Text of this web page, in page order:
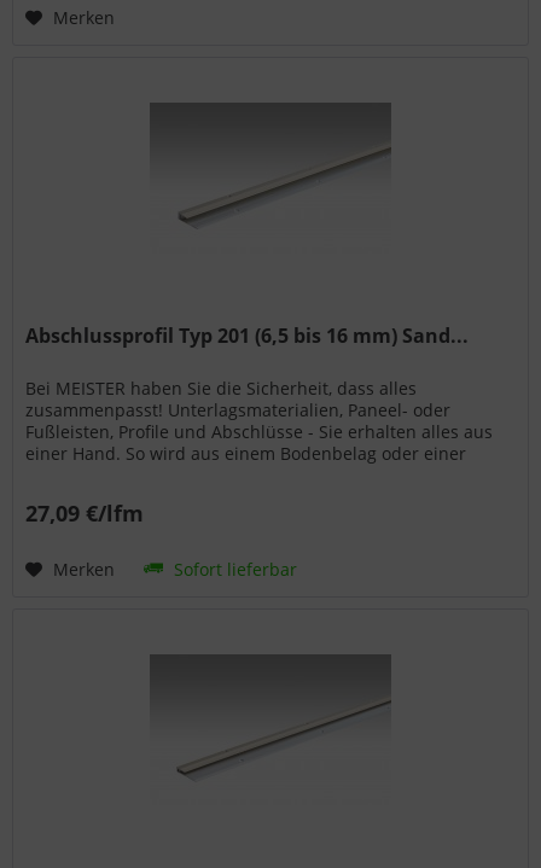
Merken
Abschlussprofil Typ 201 (6,5 bis 16 mm) Sand...
Bei MEISTER haben Sie die Sicherheit, dass alles
zusammenpasst! Unterlagsmaterialien, Paneel- oder
Fußleisten, Profile und Abschlüsse - Sie erhalten alles aus
einer Hand. So wird aus einem Bodenbelag oder einer
27,09 €/lfm
Merken Sofort lieferbar